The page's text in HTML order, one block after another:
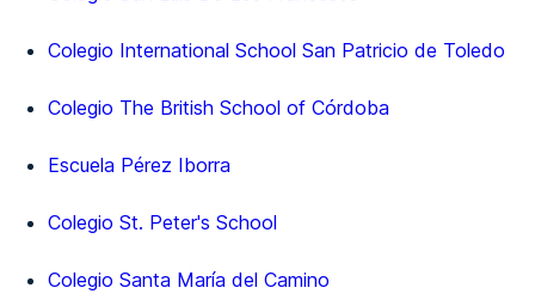
Colegio International School San Patricio de Toledo
Colegio The British School of Córdoba
Escuela Pérez Iborra
Colegio St. Peter's School
Colegio Santa María del Camino